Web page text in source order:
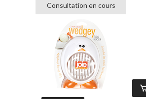
Consultation en cours